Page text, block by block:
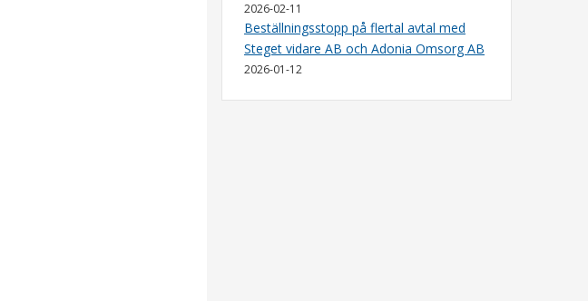
2026-02-11
Beställningsstopp på flertal avtal med
Steget vidare AB och Adonia Omsorg AB
2026-01-12